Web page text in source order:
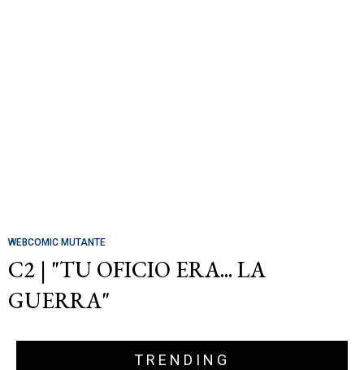
WEBCOMIC MUTANTE
C2 | "TU OFICIO ERA... LA
GUERRA"
TRENDING